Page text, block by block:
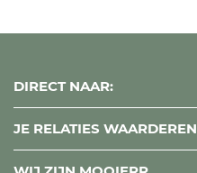
DIRECT NAAR:
JE RELATIES WAARDEREN